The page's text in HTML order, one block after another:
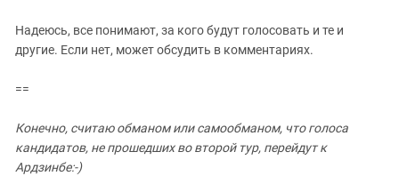
Надеюсь, все понимают, за кого будут голосовать и те и
другие. Если нет, может обсудить в комментариях.
==
Конечно, считаю обманом или самообманом, что голоса
кандидатов, не прошедших во второй тур, перейдут к
Ардзинбе:-)